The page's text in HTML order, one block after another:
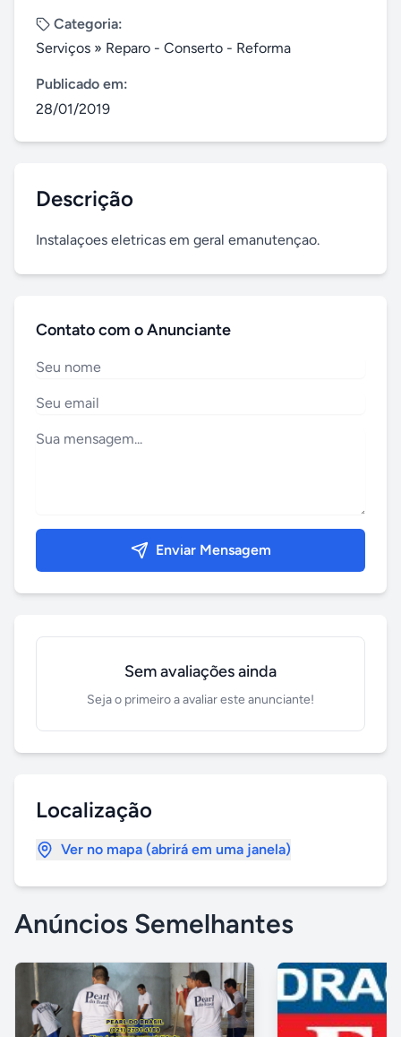
Categoria:
Serviços » Reparo - Conserto - Reforma
Publicado em:
28/01/2019
Descrição
Instalaçoes eletricas em geral emanutençao.
Contato com o Anunciante
Enviar Mensagem
Sem avaliações ainda
Seja o primeiro a avaliar este anunciante!
Localização
Ver no mapa (abrirá em uma janela)
Anúncios Semelhantes